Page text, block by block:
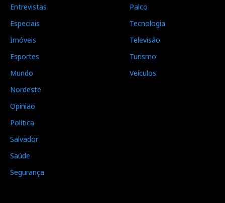
Entrevistas
Especiais
Imóveis
Esportes
Mundo
Nordeste
Opinião
Política
Salvador
Saúde
Segurança
Palco
Tecnologia
Televisão
Turismo
Veículos